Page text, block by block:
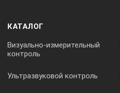
КАТАЛОГ
Визуально-измерительный
контроль
Ультразвуковой контроль